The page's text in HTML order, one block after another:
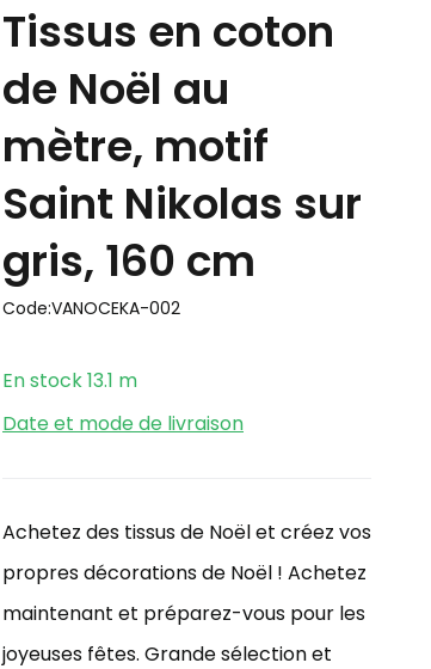
Tissus en coton
de Noël au
mètre, motif
Saint Nikolas sur
gris, 160 cm
Code:VANOCEKA-002
En stock13.1 m
Date et mode de livraison
Achetez des tissus de Noël et créez vos
propres décorations de Noël ! Achetez
maintenant et préparez-vous pour les
joyeuses fêtes. Grande sélection et